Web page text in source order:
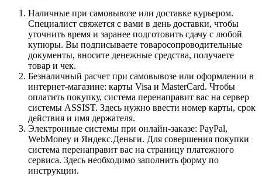
Наличные при самовывозе или доставке курьером.
Специалист свяжется с вами в день доставки, чтобы
уточнить время и заранее подготовить сдачу с любой
купюры. Вы подписываете товаросопроводительные
документы, вносите денежные средства, получаете
товар и чек.
Безналичный расчет при самовывозе или оформлении в
интернет-магазине: карты Visa и MasterCard. Чтобы
оплатить покупку, система перенаправит вас на сервер
системы ASSIST. Здесь нужно ввести номер карты, срок
действия и имя держателя.
Электронные системы при онлайн-заказе: PayPal,
WebMoney и Яндекс.Деньги. Для совершения покупки
система перенаправит вас на страницу платежного
сервиса. Здесь необходимо заполнить форму по
инструкции.